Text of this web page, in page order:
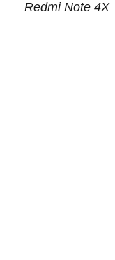
Redmi Note 4X